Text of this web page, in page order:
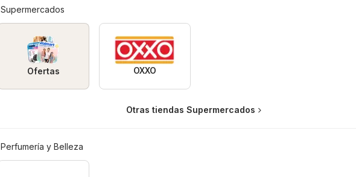
Supermercados
Ofertas OXXO
Otras tiendas Supermercados
Perfumería y Belleza